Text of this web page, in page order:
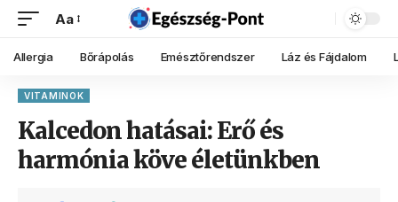
Aa
Allergia Bőrápolás Emésztőrendszer Láz és Fájdalom
VITAMINOK
Kalcedon hatásai: Erő és
harmónia köve életünkben